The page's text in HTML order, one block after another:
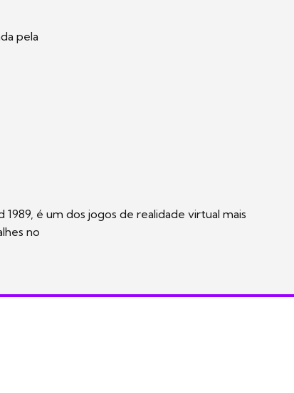
pela
1989, é um dos jogos de realidade virtual mais
no